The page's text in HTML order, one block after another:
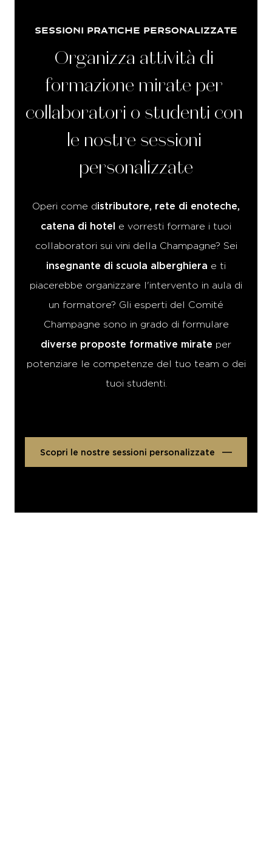
SESSIONI PRATICHE PERSONALIZZATE
Organizza attività di
formazione mirate per
collaboratori o studenti con
le nostre sessioni
personalizzate
Operi come distributore, rete di enoteche,
catena di hotel e vorresti formare i tuoi
collaboratori sui vini della Champagne? Sei
insegnante di scuola alberghiera e ti
piacerebbe organizzare l'intervento in aula di
un formatore? Gli esperti del Comité
Champagne sono in grado di formulare
diverse proposte formative mirate per
potenziare le competenze del tuo team o dei
tuoi studenti.
Scopri le nostre sessioni personalizzate